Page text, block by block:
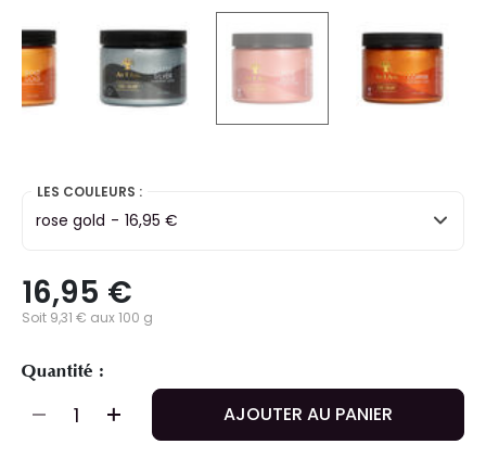
selected
LES COULEURS :
rose gold - 16,95 €
16,95 €
Soit 9,31 € aux 100 g
Quantité :
AJOUTER AU PANIER